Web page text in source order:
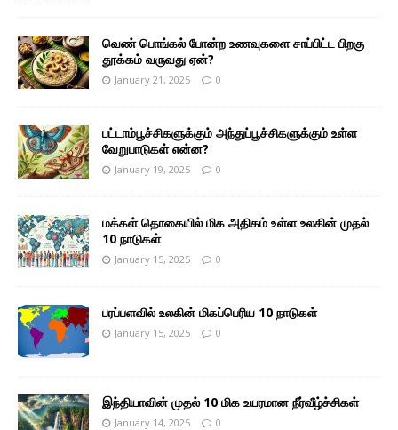
வெண் பொங்கல் போன்ற உணவுகளை சாப்பிட்ட பிறகு
தூக்கம் வருவது ஏன்?
January 21, 2025 0
பட்டாம்பூச்சிகளுக்கும் அந்துப்பூச்சிகளுக்கும் உள்ள
வேறுபாடுகள் என்ன?
January 19, 2025 0
மக்கள் தொகையில் மிக அதிகம் உள்ள உலகின் முதல்
10 நாடுகள்
January 15, 2025 0
பரப்பளவில் உலகின் மிகப்பெரிய 10 நாடுகள்
January 15, 2025 0
இந்தியாவின் முதல் 10 மிக உயரமான நீர்வீழ்ச்சிகள்
January 14, 2025 0